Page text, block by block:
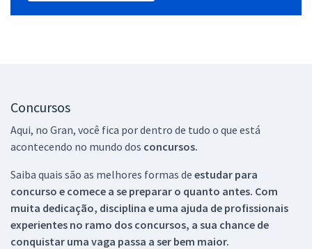
Concursos
Aqui, no Gran, você fica por dentro de tudo o que está
acontecendo no mundo dos concursos.
Saiba quais são as melhores formas de estudar para
concurso e comece a se preparar o quanto antes. Com
muita dedicação, disciplina e uma ajuda de profissionais
experientes no ramo dos concursos, a sua chance de
conquistar uma vaga passa a ser bem maior.